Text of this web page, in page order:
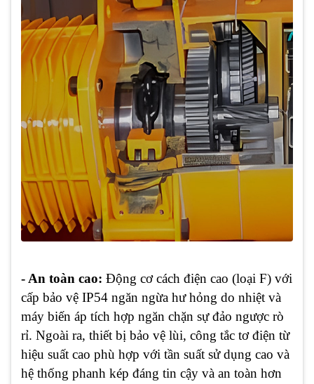
- An toàn cao: Động cơ cách điện cao (loại F) với
cấp bảo vệ IP54 ngăn ngừa hư hỏng do nhiệt và
máy biến áp tích hợp ngăn chặn sự đảo ngược rò
rỉ. Ngoài ra, thiết bị bảo vệ lùi, công tắc tơ điện từ
hiệu suất cao phù hợp với tần suất sử dụng cao và
hệ thống phanh kép đáng tin cậy và an toàn hơn